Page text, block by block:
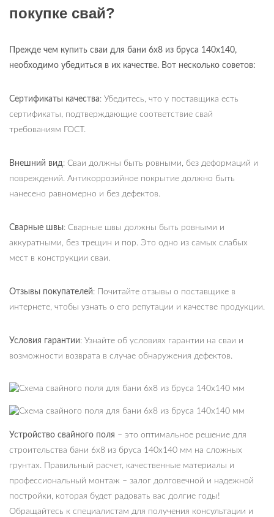
покупке свай?
Прежде чем купить сваи для бани 6х8 из бруса 140х140,
необходимо убедиться в их качестве. Вот несколько советов:
Сертификаты качества: Убедитесь, что у поставщика есть
сертификаты, подтверждающие соответствие свай
требованиям ГОСТ.
Внешний вид: Сваи должны быть ровными, без деформаций и
повреждений. Антикоррозийное покрытие должно быть
нанесено равномерно и без дефектов.
Сварные швы: Сварные швы должны быть ровными и
аккуратными, без трещин и пор. Это одно из самых слабых
мест в конструкции сваи.
Отзывы покупателей: Почитайте отзывы о поставщике в
интернете, чтобы узнать о его репутации и качестве продукции.
Условия гарантии: Узнайте об условиях гарантии на сваи и
возможности возврата в случае обнаружения дефектов.
Устройство свайного поля – это оптимальное решение для
строительства бани 6х8 из бруса 140х140 мм на сложных
грунтах. Правильный расчет, качественные материалы и
профессиональный монтаж – залог долговечной и надежной
постройки, которая будет радовать вас долгие годы!
Обращайтесь к специалистам для получения консультации и